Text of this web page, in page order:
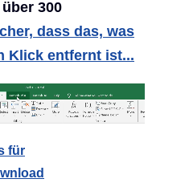
300
dass das, was
Klick entfernt ist...
für